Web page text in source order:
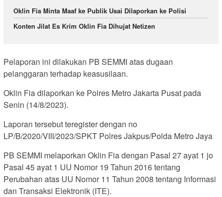
Oklin Fia Minta Maaf ke Publik Usai Dilaporkan ke Polisi
Konten Jilat Es Krim Oklin Fia Dihujat Netizen
Pelaporan ini dilakukan PB SEMMI atas dugaan
pelanggaran terhadap keasusilaan.
Oklin Fia dilaporkan ke Polres Metro Jakarta Pusat pada
Senin (14/8/2023).
Laporan tersebut teregister dengan no
LP/B/2020/VIII/2023/SPKT Polres Jakpus/Polda Metro Jaya
PB SEMMI melaporkan Oklin Fia dengan Pasal 27 ayat 1 jo
Pasal 45 ayat 1 UU Nomor 19 Tahun 2016 tentang
Perubahan atas UU Nomor 11 Tahun 2008 tentang Informasi
dan Transaksi Elektronik (ITE).